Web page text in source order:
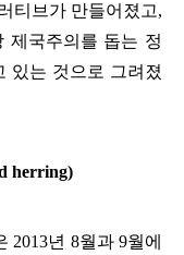
티브가 만들어졌고,
제국주의를 돕는 정
있는 것으로 그려졌
herring)
2013년 8월과9월에